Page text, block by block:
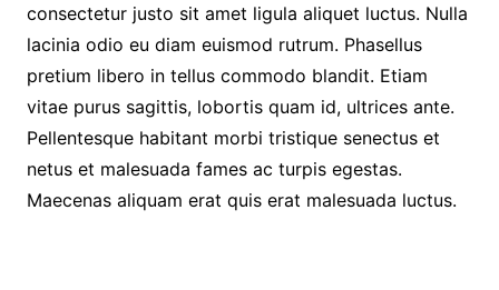
consectetur justo sit amet ligula aliquet luctus. Nulla
lacinia odio eu diam euismod rutrum. Phasellus
pretium libero in tellus commodo blandit. Etiam
vitae purus sagittis, lobortis quam id, ultrices ante.
Pellentesque habitant morbi tristique senectus et
netus et malesuada fames ac turpis egestas.
Maecenas aliquam erat quis erat malesuada luctus.